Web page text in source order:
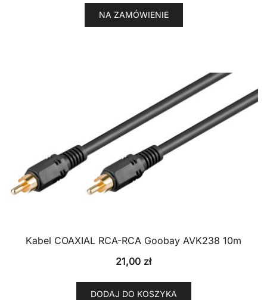
NA ZAMÓWIENIE
Kabel COAXIAL RCA-RCA Goobay AVK238 10m
21,00 zł
DODAJ DO KOSZYKA